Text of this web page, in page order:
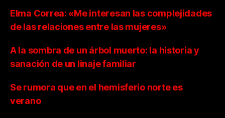
Elma Correa: «Me interesan las complejidades
de las relaciones entre las mujeres»
A la sombra de un árbol muerto: la historia y
sanación de un linaje familiar
Se rumora que en el hemisferio norte es
verano